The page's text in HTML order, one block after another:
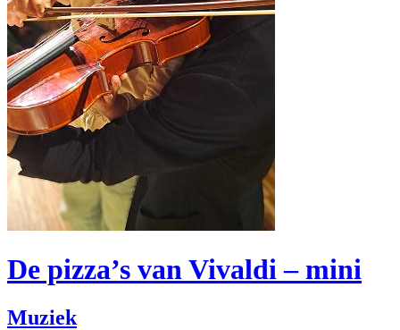
De pizza’s van Vivaldi – mini
Muziek